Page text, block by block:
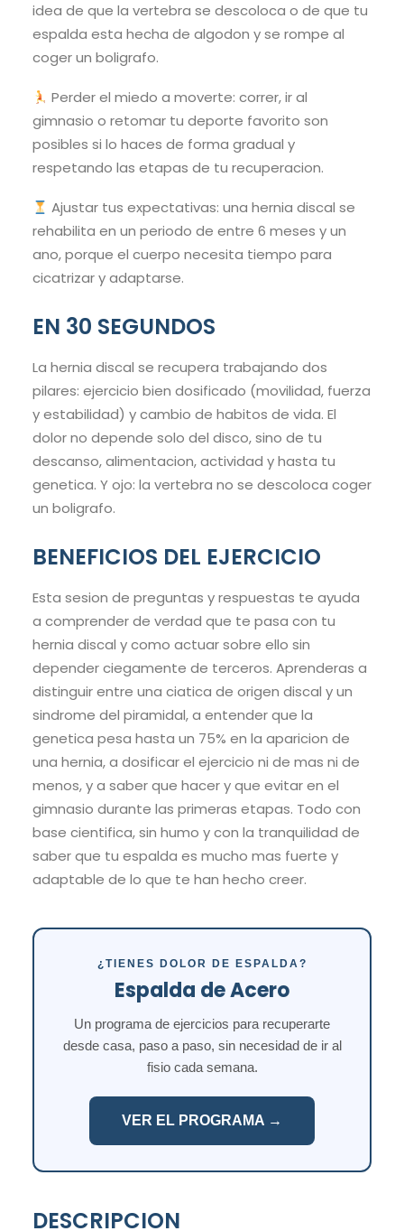
idea de que la vertebra se descoloca o de que tu
espalda esta hecha de algodon y se rompe al
coger un boligrafo.
Perder el miedo a moverte: correr, ir al
gimnasio o retomar tu deporte favorito son
posibles si lo haces de forma gradual y
respetando las etapas de tu recuperacion.
Ajustar tus expectativas: una hernia discal se
rehabilita en un periodo de entre 6 meses y un
ano, porque el cuerpo necesita tiempo para
cicatrizar y adaptarse.
EN 30 SEGUNDOS
La hernia discal se recupera trabajando dos
pilares: ejercicio bien dosificado (movilidad, fuerza
y estabilidad) y cambio de habitos de vida. El
dolor no depende solo del disco, sino de tu
descanso, alimentacion, actividad y hasta tu
genetica. Y ojo: la vertebra no se descoloca coger
un boligrafo.
BENEFICIOS DEL EJERCICIO
Esta sesion de preguntas y respuestas te ayuda
a comprender de verdad que te pasa con tu
hernia discal y como actuar sobre ello sin
depender ciegamente de terceros. Aprenderas a
distinguir entre una ciatica de origen discal y un
sindrome del piramidal, a entender que la
genetica pesa hasta un 75% en la aparicion de
una hernia, a dosificar el ejercicio ni de mas ni de
menos, y a saber que hacer y que evitar en el
gimnasio durante las primeras etapas. Todo con
base cientifica, sin humo y con la tranquilidad de
saber que tu espalda es mucho mas fuerte y
adaptable de lo que te han hecho creer.
¿TIENES DOLOR DE ESPALDA?
Espalda de Acero
Un programa de ejercicios para recuperarte
desde casa, paso a paso, sin necesidad de ir al
fisio cada semana.
VER EL PROGRAMA →
DESCRIPCION